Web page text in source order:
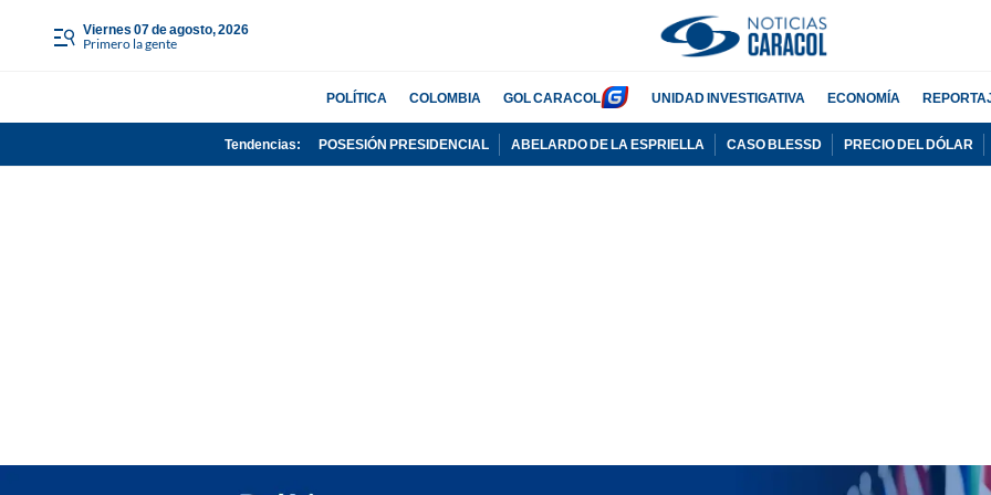
viernes 07 de agosto, 2026
Primero la gente
POLÍTICA COLOMBIA GOL CARACOL UNIDAD INVESTIGATIVA ECONOMÍA
Tendencias: POSESIÓN PRESIDENCIAL ABELARDO DE LA ESPRIELLA CASO BLESSD PRECIO DEL DÓLAR